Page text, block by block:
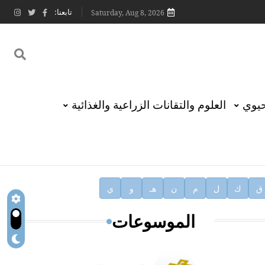
Saturday, Aug 8, 2026 تابعنا:
العلوم والتقانات الزراعية والغذائية
ق ك ل م ن هـ و ي
الموسوعات